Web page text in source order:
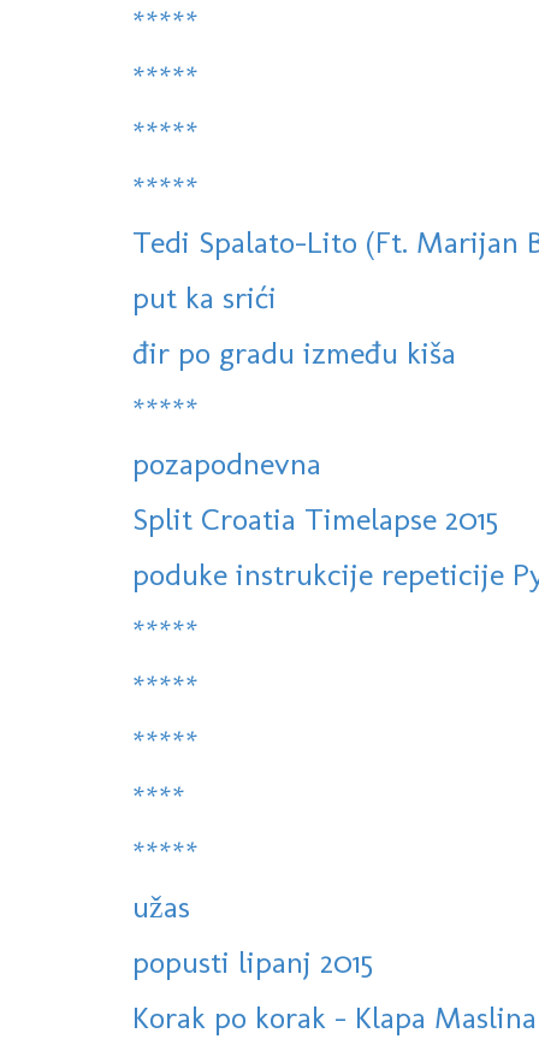
*****
*****
*****
*****
Tedi Spalato-Lito (Ft. Marijan
put ka srići
đir po gradu između kiša
*****
pozapodnevna
Split Croatia Timelapse 2015
poduke instrukcije repeticije
*****
*****
*****
****
*****
užas
popusti lipanj 2015
Korak po korak - Klapa